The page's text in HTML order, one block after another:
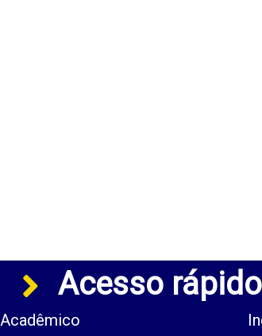
Acesso rápido
Acadêmico